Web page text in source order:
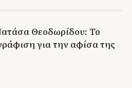
Θεοδωρίδου: Το
για την αφίσα της